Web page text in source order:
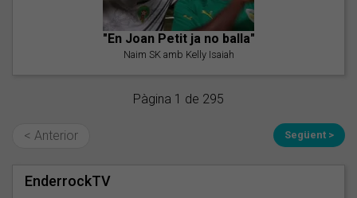
"En Joan Petit ja no balla"
Naim SK amb Kelly Isaiah
Pàgina 1 de 295
< Anterior Següent >
EnderrockTV